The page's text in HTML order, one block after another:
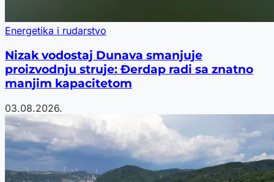
Energetika i rudarstvo
Nizak vodostaj Dunava smanjuje
proizvodnju struje: Đerdap radi sa znatno
manjim kapacitetom
03.08.2026.